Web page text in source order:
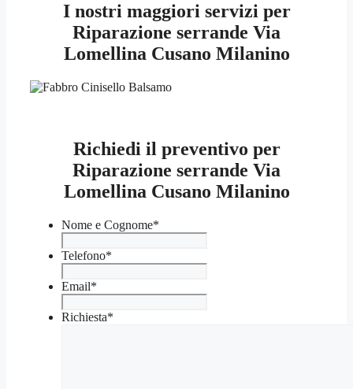
I nostri maggiori servizi per
Riparazione serrande Via
Lomellina Cusano Milanino
Richiedi il preventivo per
Riparazione serrande Via
Lomellina Cusano Milanino
Nome e Cognome*
Telefono*
Email*
Richiesta*